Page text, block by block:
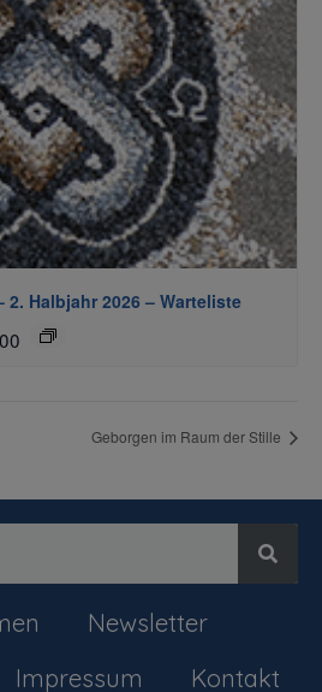
2. Halbjahr 2026 – Warteliste
Geborgen im Raum der Stille
Newsletter
Impressum Kontakt